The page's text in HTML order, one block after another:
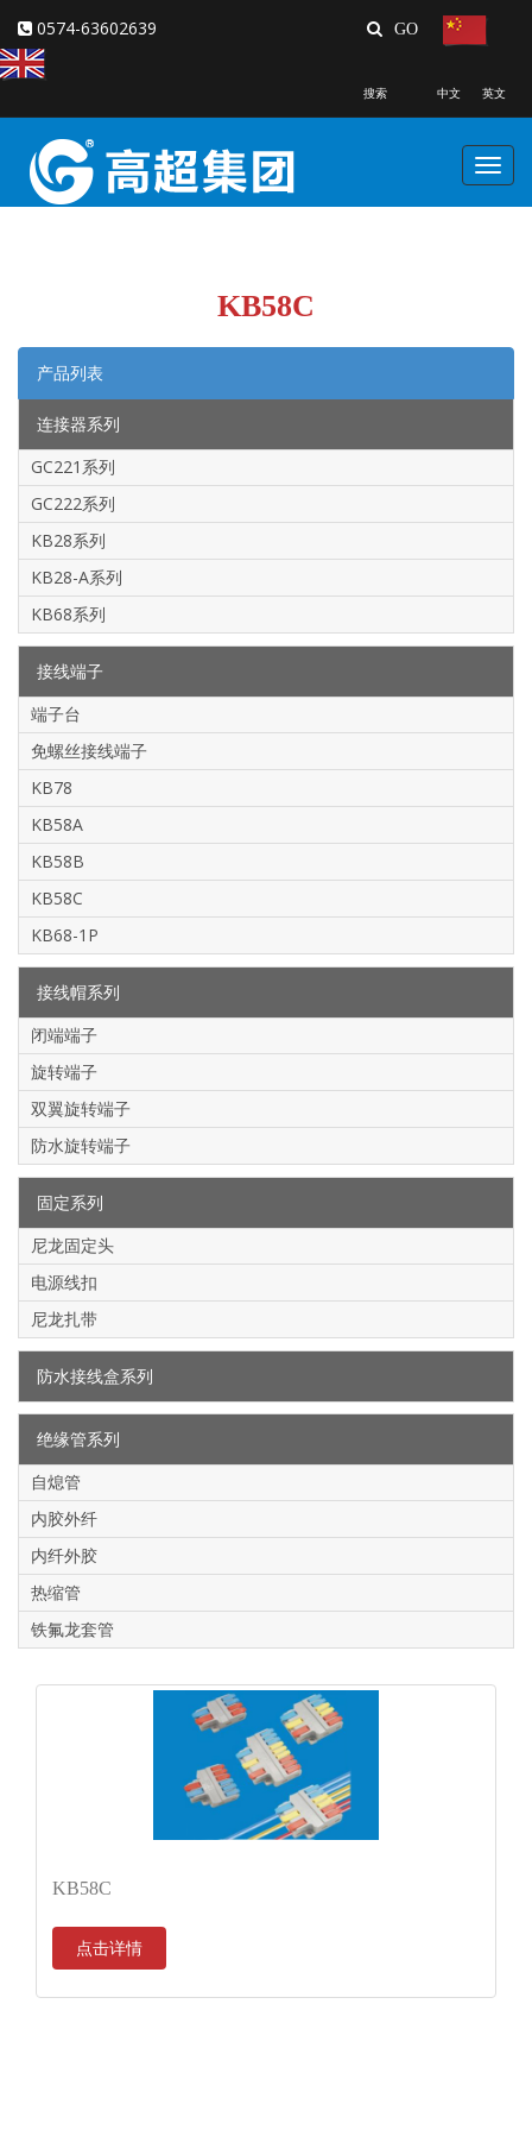
0574-63602639
搜索 中文 英文
KB58C
产品列表
连接器系列
GC221系列
GC222系列
KB28系列
KB28-A系列
KB68系列
接线端子
端子台
免螺丝接线端子
KB78
KB58A
KB58B
KB58C
KB68-1P
接线帽系列
闭端端子
旋转端子
双翼旋转端子
防水旋转端子
固定系列
尼龙固定头
电源线扣
尼龙扎带
防水接线盒系列
绝缘管系列
自熄管
内胶外纤
内纤外胶
热缩管
铁氟龙套管
KB58C
点击详情